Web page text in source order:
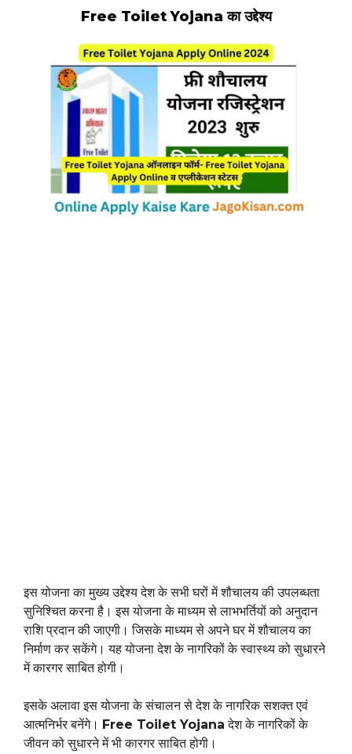
Free Toilet Yojana का उद्देश्य
इस योजना का मुख्य उद्देश्य देश के सभी घरों में शौचालय की उपलब्धता
सुनिश्चित करना है। इस योजना के माध्यम से लाभभर्तियों को अनुदान
राशि प्रदान की जाएगी। जिसके माध्यम से अपने घर में शौचालय का
निर्माण कर सकेंगे। यह योजना देश के नागरिकों के स्वास्थ्य को सुधारने
में कारगर साबित होगी।
इसके अलावा इस योजना के संचालन से देश के नागरिक सशक्त एवं
आत्मनिर्भर बनेंगे। Free Toilet Yojana देश के नागरिकों के
जीवन को सुधारने में भी कारगर साबित होगी।